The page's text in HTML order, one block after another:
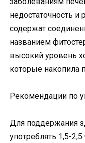
недостаточность
содержат
названием
высокий уровень
которые накопила
Рекомендации по
Для поддержания
употреблять 1,5-